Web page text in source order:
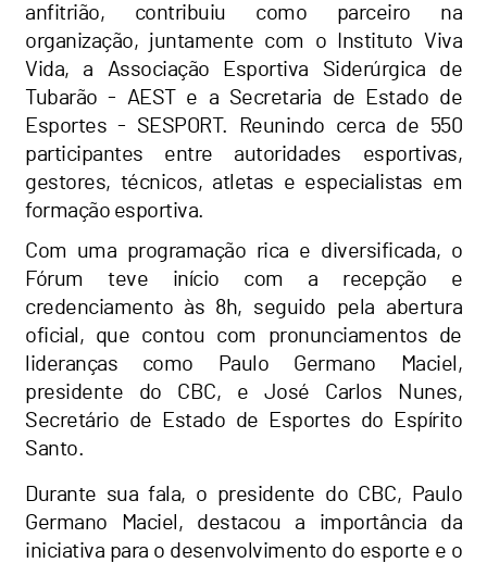
anfitrião, contribuiu como parceiro na
organização, juntamente com o Instituto Viva
Vida, a Associação Esportiva Siderúrgica de
Tubarão - AEST e a Secretaria de Estado de
Esportes - SESPORT. Reunindo cerca de 550
participantes entre autoridades esportivas,
gestores, técnicos, atletas e especialistas em
formação esportiva.
Com uma programação rica e diversificada, o
Fórum teve início com a recepção e
credenciamento às 8h, seguido pela abertura
oficial, que contou com pronunciamentos de
lideranças como Paulo Germano Maciel,
presidente do CBC, e José Carlos Nunes,
Secretário de Estado de Esportes do Espírito
Santo.
Durante sua fala, o presidente do CBC, Paulo
Germano Maciel, destacou a importância da
iniciativa para o desenvolvimento do esporte e o